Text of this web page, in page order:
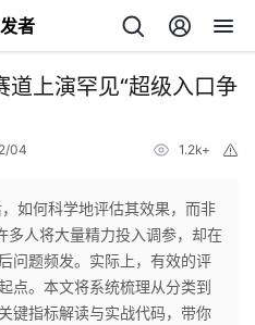
者
上演罕见“超级入口争
04 1.2k+
如何科学地评估其效果，而非
多人将大量精力投入调参，却在
问题频发。实际上，有效的评
点。本文将系统梳理从分类到
键指标解读与实战代码，带你